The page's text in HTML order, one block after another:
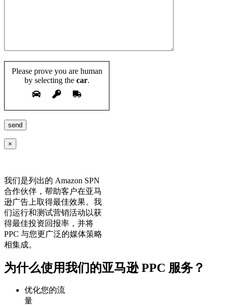
Please prove you are human
by selecting thecar.
×
我们是列出的 Amazon SPN
合作伙伴，帮助客户在亚马
逊广告上取得最佳效果。我
们运行和测试营销活动以获
得最佳投资回报率，并将
PPC 与您更广泛的媒体策略
相集成。
为什么使用我们的亚马逊 PPC 服务？
优化您的流
量